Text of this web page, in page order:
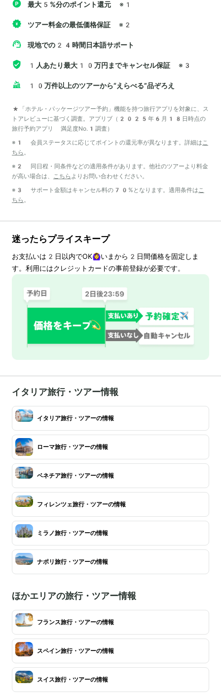
最大5%分のポイント還元 ※1
ツアー料金の最低価格保証 ※2
現地での24時間日本語サポート
1人あたり最大10万円までキャンセル保証 ※3
10万件以上のツアーから“えらべる”品ぞろえ
*「ホテル・パッケージツアー予約」機能を持つ旅行アプリを対象に、ス
トアレビューに基づく調査。アプリブ（2025年6月18日時点の
旅行予約アプリ 満足度No.1調査）
※1 会員ステータスに応じてポイントの還元率が異なります。詳細は こ
ちら 。
※2 同日程・同条件などの適用条件があります。他社のツアーより料金
が高い場合は、
こちら よりお問い合わせください。
※3 サポート金額はキャンセル料の70%となります。適用条件は こ
ちら 。
迷ったらプライスキープ
お支払いは 2 日以内でOK🙆‍♀️いまから 2 日間価格を固定しま
す。利用にはクレジットカードの事前登録が必要です。
イタリア旅行・ツアー情報
イタリア旅行・ツアーの情報
ローマ旅行・ツアーの情報
ベネチア旅行・ツアーの情報
フィレンツェ旅行・ツアーの情報
ミラノ旅行・ツアーの情報
ナポリ旅行・ツアーの情報
ほかエリアの旅行・ツアー情報
フランス旅行・ツアーの情報
スペイン旅行・ツアーの情報
スイス旅行・ツアーの情報